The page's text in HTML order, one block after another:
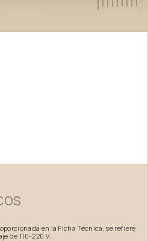
en la Ficha Técnica, se refiere
de 110-220 V.